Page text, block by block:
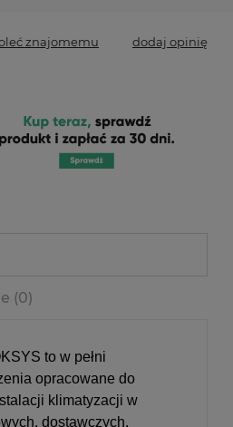
znajomemu
dodaj opinię
(0)
to w pełni
opracowane do
klimatyzacji w
dostawczych,